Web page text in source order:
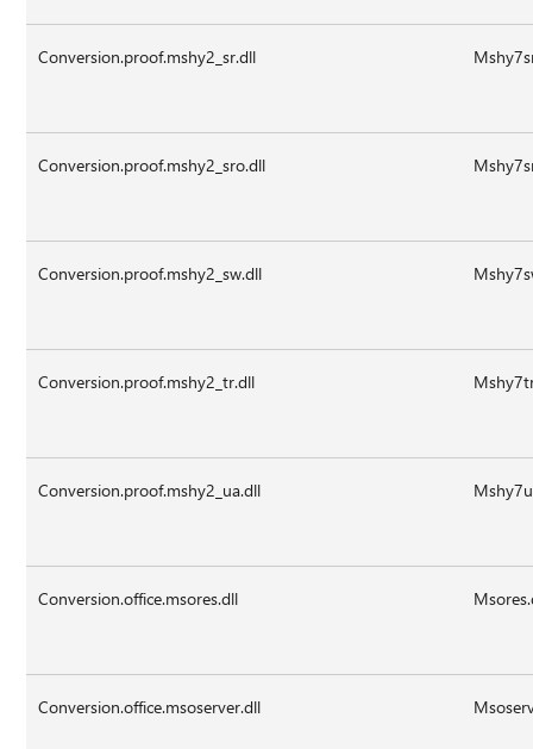
Conversion.proof.mshy2_sr.dll
Conversion.proof.mshy2_sro.dll
Conversion.proof.mshy2_sw.dll
Conversion.proof.mshy2_tr.dll
Conversion.proof.mshy2_ua.dll
Conversion.office.msores.dll
Conversion.office.msoserver.dll